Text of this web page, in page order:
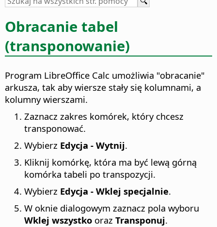
Obracanie tabel
(transponowanie)
Program LibreOffice Calc umożliwia "obracanie"
arkusza, tak aby wiersze stały się kolumnami, a
kolumny wierszami.
Zaznacz zakres komórek, który chcesz
transponować.
Wybierz Edycja - Wytnij.
Kliknij komórkę, która ma być lewą górną
komórka tabeli po transpozycji.
Wybierz Edycja - Wklej specjalnie.
W oknie dialogowym zaznacz pola wyboru
Wklej wszystko oraz Transponuj.